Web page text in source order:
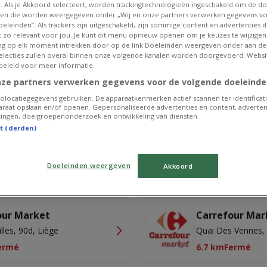
Market
Centenaire, 1, Seraing
Carrefour
Rue Du Beau Site,
4.6 kmFermé
Market
2, Liège
Carrefour
Rue De Wallonie,
5.7 kmFermé
Market
90d, Liège
Carrefour
Quai Des
6.7 kmFermé
Als je Akkoord selecteert, worden trackingtechnologieën ingeschakeld om de
die worden weergegeven onder „Wij en onze partners verwerken gegevens
Als trackers zijn uitgeschakeld, zijn sommige content en advertenties
zo relevant voor jou. Je kunt dit menu opnieuw openen om je keuzes te
op elk moment intrekken door op de link Doeleinden weergeven onder aan de
zullen overal binnen onze volgende kanalen worden doorgevoerd:
voor meer informatie.
partners verwerken gegevens voor de volgende
gebruiken. De apparaatkenmerken actief scannen ter
opslaan en/of openen. Gepersonaliseerde advertenties en content,
doelgroepenonderzoek en ontwikkeling van diensten.
(derden)
Doeleinden weergeven Akkoord